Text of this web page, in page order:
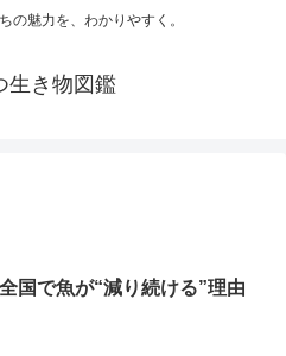
の魅力を、わかりやすく。
生き物図鑑
国で魚が“減り続ける”理由